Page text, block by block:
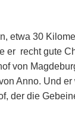
etwa 30
er recht gute
von
Anno. Und er
der die